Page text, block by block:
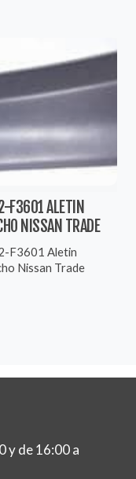
F3601 ALETIN
NISSAN TRADE
F3601 Aletin
Nissan Trade
y de 16:00 a